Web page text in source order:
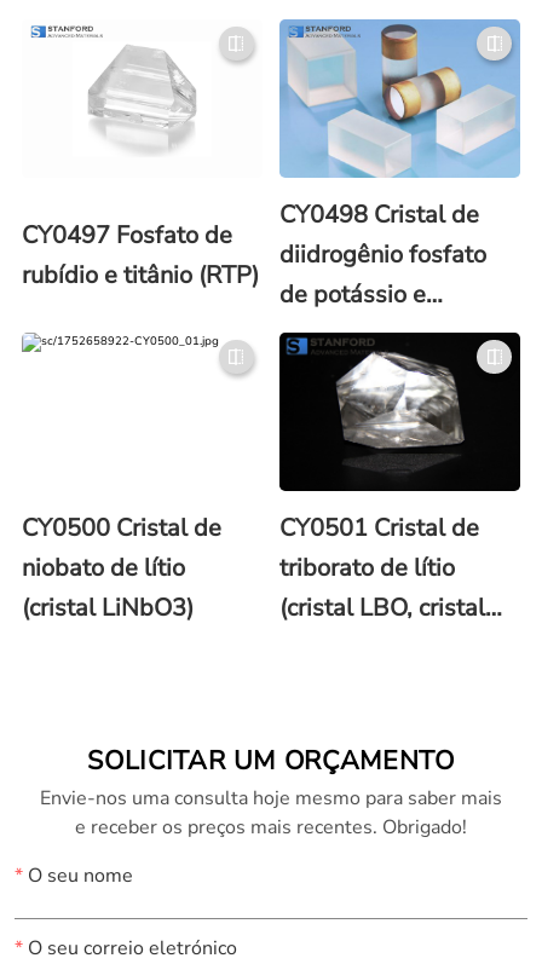
CY0497 Fosfato de
rubídio e titânio (RTP)
CY0498 Cristal de
diidrogênio fosfato
de potássio e
diidutério fosfato de
potássio (DKDP e
CY0500 Cristal de
niobato de lítio
(cristal LiNbO3)
CY0501 Cristal de
triborato de lítio
(cristal LBO, cristal
SOLICITAR UM ORÇAMENTO
Envie-nos uma consulta hoje mesmo para saber mais
e receber os preços mais recentes. Obrigado!
*O seu nome
*O seu correio eletrónico